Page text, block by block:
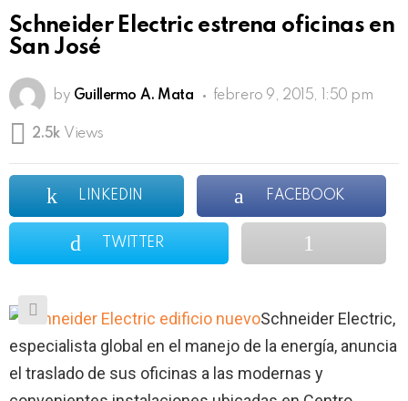
Schneider Electric estrena oficinas en
San José
by Guillermo A. Mata febrero 9, 2015, 1:50 pm
2.5k Views
LINKEDIN FACEBOOK
TWITTER
Schneider Electric,
especialista global en el manejo de la energía, anuncia
el traslado de sus oficinas a las modernas y